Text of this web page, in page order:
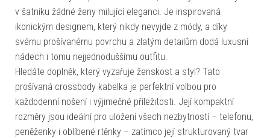
v šatníku žádné ženy milující eleganci. Je inspirovaná
ikonickým designem, který nikdy nevyjde z módy, a díky
svému prošívanému povrchu a zlatým detailům dodá luxusní
nádech i tomu nejjednoduššímu outfitu.
Hledáte doplněk, který vyzařuje ženskost a styl? Tato
prošívaná crossbody kabelka je perfektní volbou pro
každodenní nošení i výjimečné příležitosti. Její kompaktní
rozměry jsou ideální pro uložení všech nezbytností – telefonu,
peněženky i oblíbené rtěnky – zatímco její strukturovaný tvar